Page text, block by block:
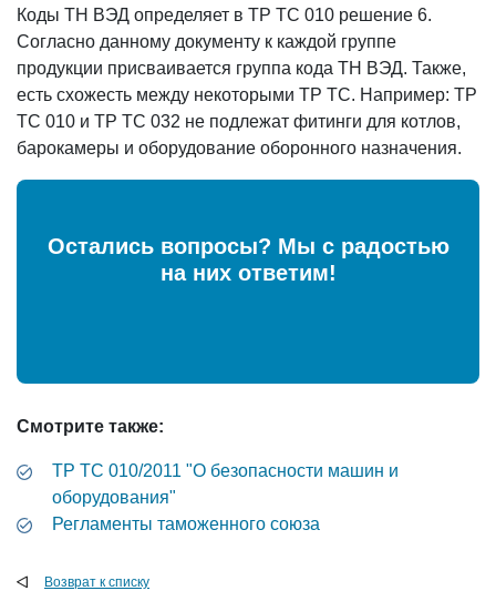
Коды ТН ВЭД определяет в ТР ТС 010 решение 6.
Согласно данному документу к каждой группе
продукции присваивается группа кода ТН ВЭД. Также,
есть схожесть между некоторыми ТР ТС. Например: ТР
ТС 010 и ТР ТС 032 не подлежат фитинги для котлов,
барокамеры и оборудование оборонного назначения.
Остались вопросы? Мы с радостью
на них ответим!
Смотрите также:
ТР ТС 010/2011 "О безопасности машин и
оборудования"
Регламенты таможенного союза
Возврат к списку